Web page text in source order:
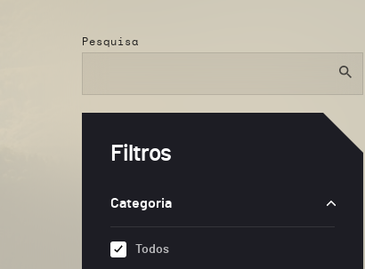
Pesquisa
Filtros
Categoria
Todos